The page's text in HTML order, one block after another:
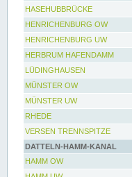
HASEHUBBRÜCKE
HENRICHENBURG OW
HENRICHENBURG UW
HERBRUM HAFENDAMM
LÜDINGHAUSEN
MÜNSTER OW
MÜNSTER UW
RHEDE
VERSEN TRENNSPITZE
DATTELN-HAMM-KANAL
HAMM OW